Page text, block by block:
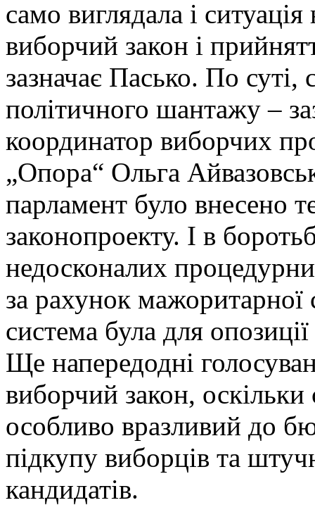
само виглядала і
виборчий закон і
зазначає Пасько. По суті,
політичного шантажу –
координатор виборчих
„Опора“ Ольга
парламент було внесено
законопроекту. І в
недосконалих
за рахунок
система була для
Ще напередодні
виборчий закон,
особливо вразливий до
підкупу виборців та
кандидатів.